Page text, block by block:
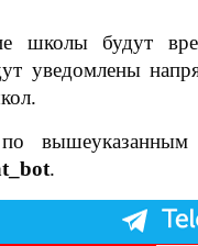
школы будут
уведомлены
.